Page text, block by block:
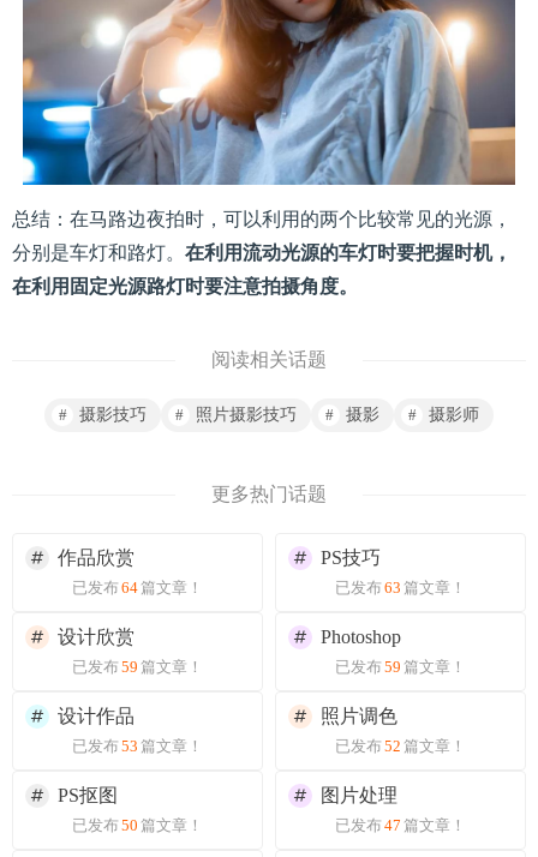
总结：在马路边夜拍时，可以利用的两个比较常见的光源，
分别是车灯和路灯。 在利用流动光源的车灯时要把握时机，
在利用固定光源路灯时要注意拍摄角度。
阅读相关话题
摄影技巧 照片摄影技巧 摄影 摄影师
更多热门话题
作品欣赏
已发布 64篇文章！
PS技巧
已发布 63 篇文章！
设计欣赏
已发布 59 篇文章！
Photoshop
已发布 59 篇文章！
设计作品
已发布 53 篇文章！
照片调色
已发布 52 篇文章！
PS抠图
已发布 50 篇文章！
图片处理
已发布 47 篇文章！